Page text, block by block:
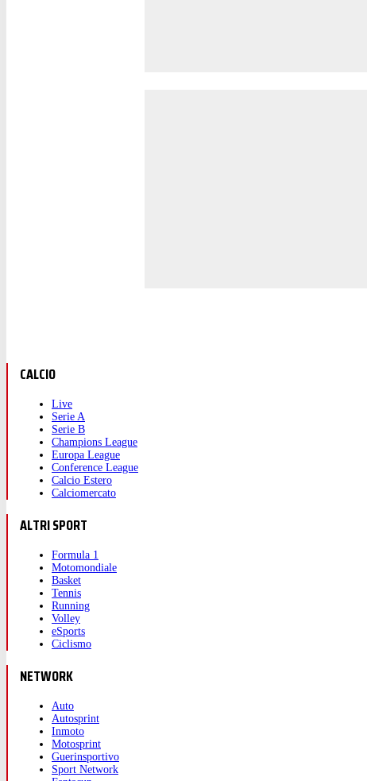
CALCIO
Live
Serie A
Serie B
Champions League
Europa League
Conference League
Calcio Estero
Calciomercato
ALTRI SPORT
Formula 1
Motomondiale
Basket
Tennis
Running
Volley
eSports
Ciclismo
NETWORK
Auto
Autosprint
Inmoto
Motosprint
Guerinsportivo
Sport Network